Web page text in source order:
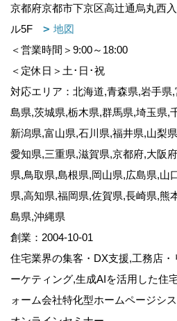
京都府京都市下京区高辻通烏丸西
ル5F
地図
＜営業時間＞9:00～18:00
＜定休日＞土･日･祝
対応エリア：北海道,青森県,岩手県
島県,茨城県,栃木県,群馬県,埼玉県,
新潟県,富山県,石川県,福井県,山梨
愛知県,三重県,滋賀県,京都府,大阪
県,鳥取県,島根県,岡山県,広島県,山
県,高知県,福岡県,佐賀県,長崎県,熊
島県,沖縄県
創業：2004-10-01
住宅業界の集客・DX支援,工務店
ーケティング,生成AIを活用した住
ォーム会社特化型ホームページシ